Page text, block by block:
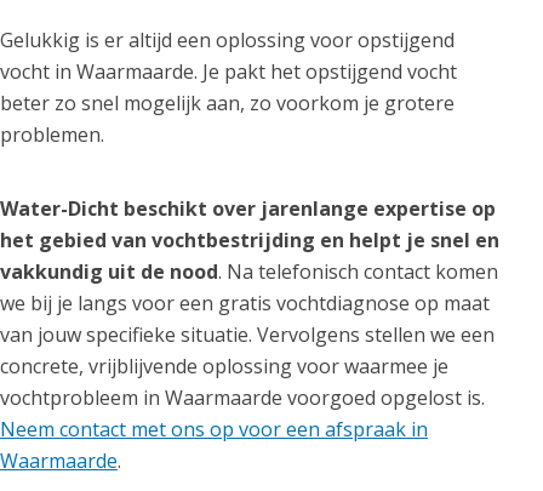
Gelukkig is er altijd een oplossing voor opstijgend
vocht in Waarmaarde. Je pakt het opstijgend vocht
beter zo snel mogelijk aan, zo voorkom je grotere
problemen.
Water-Dicht beschikt over jarenlange expertise op
het gebied van vochtbestrijding en helpt je snel en
vakkundig uit de nood. Na telefonisch contact komen
we bij je langs voor een gratis vochtdiagnose op maat
van jouw specifieke situatie. Vervolgens stellen we een
concrete, vrijblijvende oplossing voor waarmee je
vochtprobleem in Waarmaarde voorgoed opgelost is.
Neem contact met ons op voor een afspraak in
Waarmaarde.